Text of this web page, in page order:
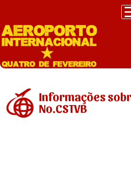
Informações
No.CSTVB